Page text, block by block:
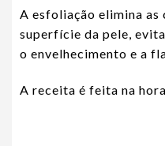
A esfoliação elimina as
superfície da pele,
o envelhecimento e a
A receita é feita na